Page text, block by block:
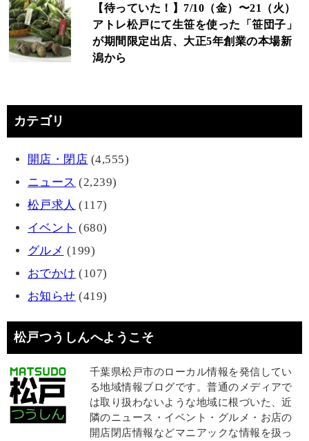
【待っていた！】7/10（金）〜21（火）
アトレ松戸にて生笹を使った「笹団子」
が期間限定出店、大正5年創業の本場新
潟から
カテゴリ
開店・閉店 (4,555)
ニュース (2,239)
松戸求人 (117)
イベント (680)
グルメ (199)
おでかけ (107)
お知らせ (419)
松戸つうしんへようこそ
千葉県松戸市のローカル情報を発信してい
る地域情報ブログです。普通のメディアで
は取り扱わないような地域に根づいた、近
隣のニュース・イベント・グルメ・お店の
開店閉店情報などマニアックな情報を扱っ